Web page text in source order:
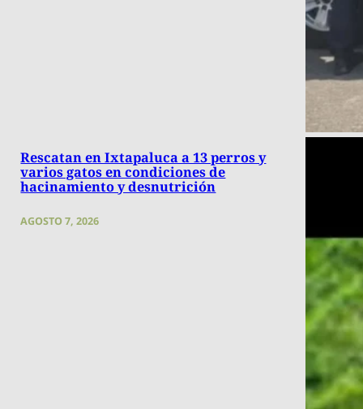
Rescatan en Ixtapaluca a 13 perros y
varios gatos en condiciones de
hacinamiento y desnutrición
AGOSTO 7, 2026